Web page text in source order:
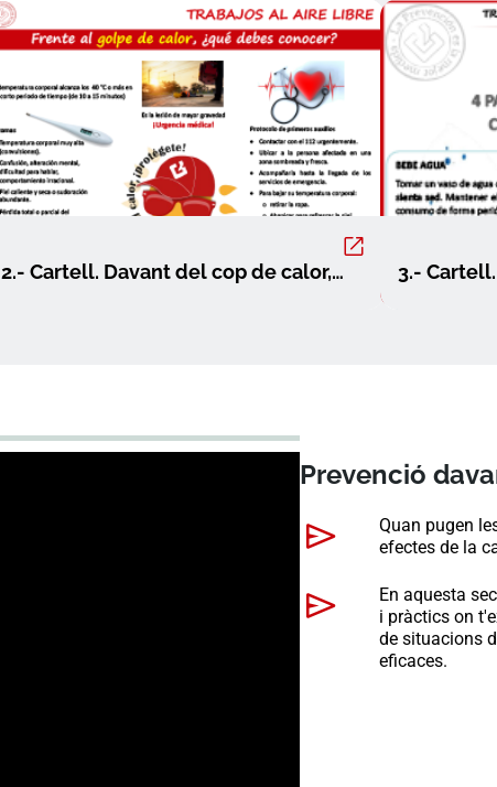
2.- Cartell. Davant del cop de calor,
3.-
Prevenció
Quan pugen
efectes de la
En aquesta
i pràctics on
de situacions
eficaces.